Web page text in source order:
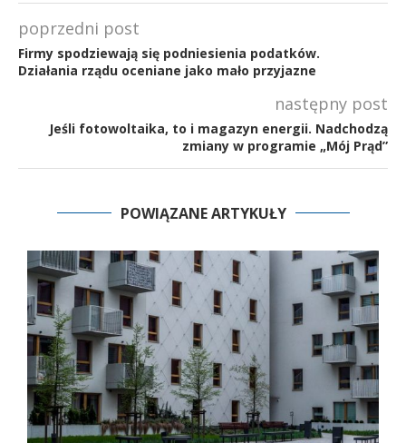
poprzedni post
Firmy spodziewają się podniesienia podatków.
Działania rządu oceniane jako mało przyjazne
następny post
Jeśli fotowoltaika, to i magazyn energii. Nadchodzą
zmiany w programie „Mój Prąd”
POWIĄZANE ARTYKUŁY